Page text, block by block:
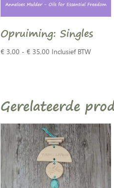
Opruiming: Singles
€ 3,00 - € 35,00 Prijsklasse:
Inclusief BTW
Gerelateerde